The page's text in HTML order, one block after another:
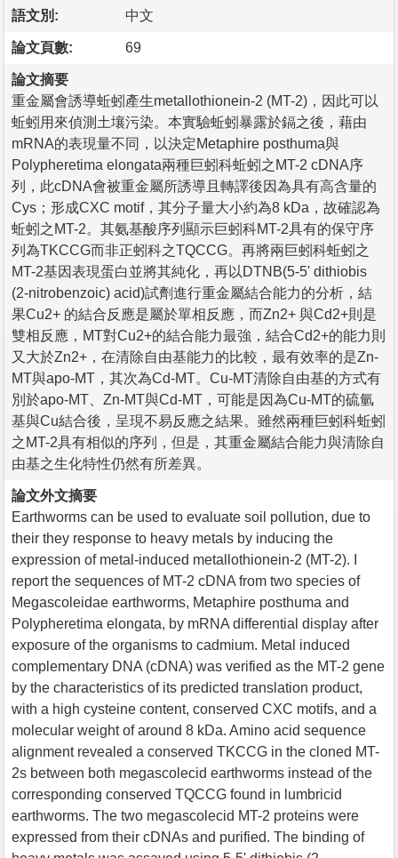
語文別: 中文
論文頁數: 69
論文摘要
重金屬會誘導蚯蚓產生metallothionein-2 (MT-2)，因此可以
蚯蚓用來偵測土壤污染。本實驗蚯蚓暴露於鎘之後，藉由
mRNA的表現量不同，以決定Metaphire posthuma與
Polypheretima elongata兩種巨蚓科蚯蚓之MT-2 cDNA序
列，此cDNA會被重金屬所誘導且轉譯後因為具有高含量的
Cys；形成CXC motif，其分子量大小約為8 kDa，故確認為
蚯蚓之MT-2。其氨基酸序列顯示巨蚓科MT-2具有的保守序
列為TKCCG而非正蚓科之TQCCG。再將兩巨蚓科蚯蚓之
MT-2基因表現蛋白並將其純化，再以DTNB(5-5' dithiobis
(2-nitrobenzoic) acid)試劑進行重金屬結合能力的分析，結
果Cu2+ 的結合反應是屬於單相反應，而Zn2+ 與Cd2+則是
雙相反應，MT對Cu2+的結合能力最強，結合Cd2+的能力則
又大於Zn2+，在清除自由基能力的比較，最有效率的是Zn-
MT與apo-MT，其次為Cd-MT。Cu-MT清除自由基的方式有
別於apo-MT、Zn-MT與Cd-MT，可能是因為Cu-MT的硫氫
基與Cu結合後，呈現不易反應之結果。雖然兩種巨蚓科蚯蚓
之MT-2具有相似的序列，但是，其重金屬結合能力與清除自
由基之生化特性仍然有所差異。
論文外文摘要
Earthworms can be used to evaluate soil pollution, due to
their they response to heavy metals by inducing the
expression of metal-induced metallothionein-2 (MT-2). I
report the sequences of MT-2 cDNA from two species of
Megascoleidae earthworms, Metaphire posthuma and
Polypheretima elongata, by mRNA differential display after
exposure of the organisms to cadmium. Metal induced
complementary DNA (cDNA) was verified as the MT-2 gene
by the characteristics of its predicted translation product,
with a high cysteine content, conserved CXC motifs, and a
molecular weight of around 8 kDa. Amino acid sequence
alignment revealed a conserved TKCCG in the cloned MT-
2s between both megascolecid earthworms instead of the
corresponding conserved TQCCG found in lumbricid
earthworms. The two megascolecid MT-2 proteins were
expressed from their cDNAs and purified. The binding of